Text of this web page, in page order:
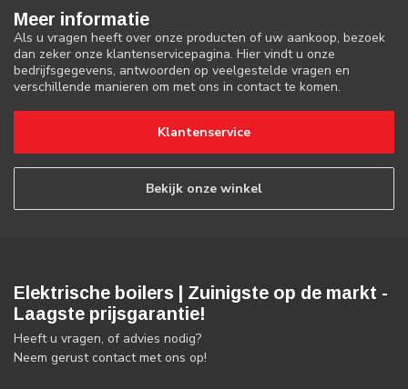
Meer informatie
Als u vragen heeft over onze producten of uw aankoop, bezoek
dan zeker onze klantenservicepagina. Hier vindt u onze
bedrijfsgegevens, antwoorden op veelgestelde vragen en
verschillende manieren om met ons in contact te komen.
Klantenservice
Bekijk onze winkel
Elektrische boilers | Zuinigste op de markt -
Laagste prijsgarantie!
Heeft u vragen, of advies nodig?
Neem gerust contact met ons op!